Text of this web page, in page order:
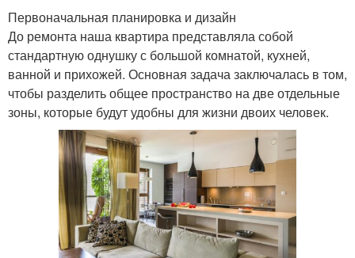
Первоначальная планировка и дизайн
До ремонта наша квартира представляла собой
стандартную однушку с большой комнатой, кухней,
ванной и прихожей. Основная задача заключалась в том,
чтобы разделить общее пространство на две отдельные
зоны, которые будут удобны для жизни двоих человек.